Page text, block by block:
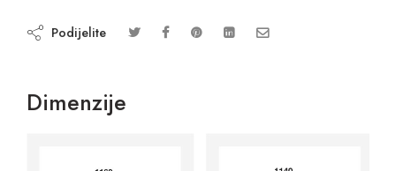
Podijelite
Dimenzije